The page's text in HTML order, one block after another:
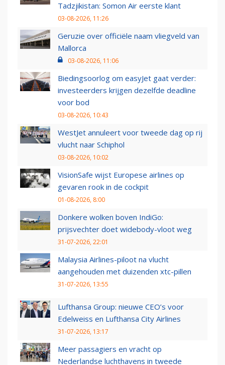
Tadzjikistan: Somon Air eerste klant
03-08-2026, 11:26
Geruzie over officiële naam vliegveld van
Mallorca
03-08-2026, 11:06
Biedingsoorlog om easyJet gaat verder:
investeerders krijgen dezelfde deadline
voor bod
03-08-2026, 10:43
WestJet annuleert voor tweede dag op rij
vlucht naar Schiphol
03-08-2026, 10:02
VisionSafe wijst Europese airlines op
gevaren rook in de cockpit
01-08-2026, 8:00
Donkere wolken boven IndiGo:
prijsvechter doet widebody-vloot weg
31-07-2026, 22:01
Malaysia Airlines-piloot na vlucht
aangehouden met duizenden xtc-pillen
31-07-2026, 13:55
Lufthansa Group: nieuwe CEO’s voor
Edelweiss en Lufthansa City Airlines
31-07-2026, 13:17
Meer passagiers en vracht op
Nederlandse luchthavens in tweede